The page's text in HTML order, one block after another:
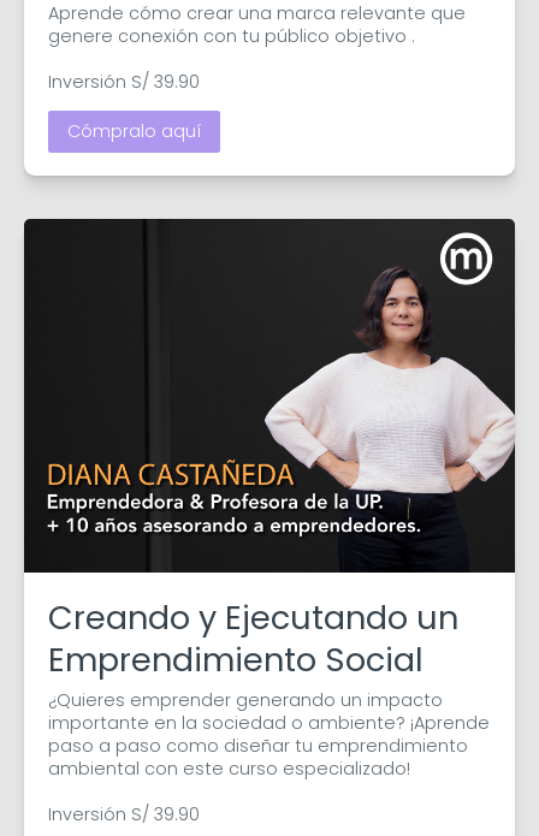
Aprende cómo crear una marca relevante que
genere conexión con tu público objetivo .
Inversión S/ 39.90
Cómpralo aquí
Creando y Ejecutando un
Emprendimiento Social
¿Quieres emprender generando un impacto
importante en la sociedad o ambiente? ¡Aprende
paso a paso como diseñar tu emprendimiento
ambiental con este curso especializado!
Inversión S/ 39.90